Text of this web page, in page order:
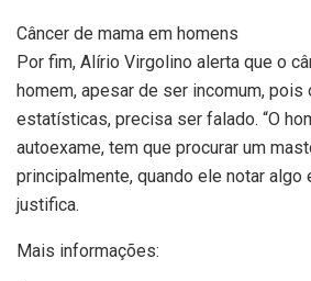
Câncer de mama em homens
Por fim, Alírio Virgolino alerta que o
homem, apesar de ser incomum, pois
estatísticas, precisa ser falado. “O
autoexame, tem que procurar um
principalmente, quando ele notar algo
justifica.
Mais informações: